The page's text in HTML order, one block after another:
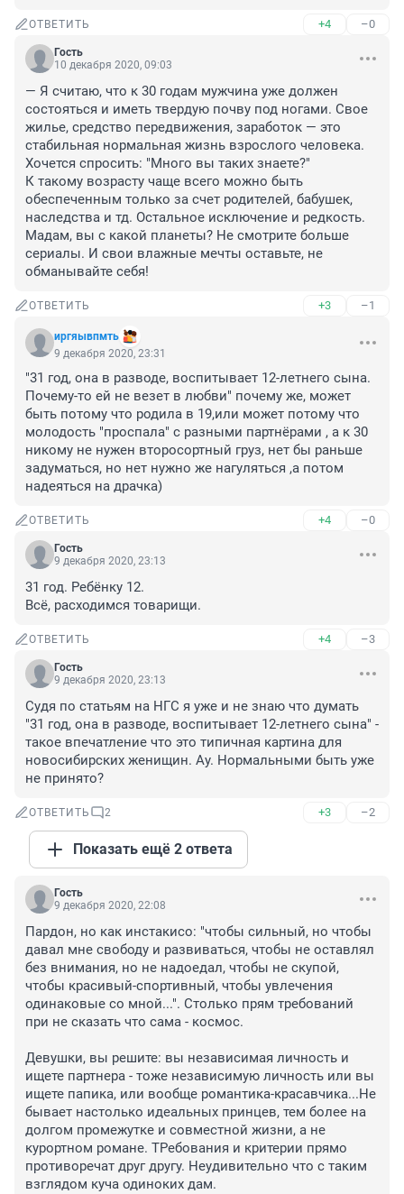
ОТВЕТИТЬ +4 –0
Гость
10 декабря 2020, 09:03
— Я считаю, что к 30 годам мужчина уже должен
состояться и иметь твердую почву под ногами. Свое
жилье, средство передвижения, заработок — это
стабильная нормальная жизнь взрослого человека.
Хочется спросить: "Много вы таких знаете?"
К такому возрасту чаще всего можно быть
обеспеченным только за счет родителей, бабушек,
наследства и тд. Остальное исключение и редкость.
Мадам, вы с какой планеты? Не смотрите больше
сериалы. И свои влажные мечты оставьте, не
обманывайте себя!
ОТВЕТИТЬ +3 –1
иргяывпмть
9 декабря 2020, 23:31
"31 год, она в разводе, воспитывает 12-летнего сына.
Почему-то ей не везет в любви" почему же, может
быть потому что родила в 19,или может потому что
молодость "проспала" с разными партнёрами , а к 30
никому не нужен второсортный груз, нет бы раньше
задуматься, но нет нужно же нагуляться ,а потом
надеяться на драчка)
ОТВЕТИТЬ +4 –0
Гость
9 декабря 2020, 23:13
31 год. Ребёнку 12.
Всё, расходимся товарищи.
ОТВЕТИТЬ +4 –3
Гость
9 декабря 2020, 23:13
Судя по статьям на НГС я уже и не знаю что думать
"31 год, она в разводе, воспитывает 12-летнего сына" -
такое впечатление что это типичная картина для
новосибирских женищин. Ау. Нормальными быть уже
не принято?
ОТВЕТИТЬ 2 +3 –2
Показать ещё 2 ответа
Гость
9 декабря 2020, 22:08
Пардон, но как инстакисо: "чтобы сильный, но чтобы
давал мне свободу и развиваться, чтобы не оставлял
без внимания, но не надоедал, чтобы не скупой,
чтобы красивый-спортивный, чтобы увлечения
одинаковые со мной...". Столько прям требований
при не сказать что сама - космос.
Девушки, вы решите: вы независимая личность и
ищете партнера - тоже независимую личность или вы
ищете папика, или вообще романтика-красавчика...Не
бывает настолько идеальных принцев, тем более на
долгом промежутке и совместной жизни, а не
курортном романе. ТРебования и критерии прямо
противоречат друг другу. Неудивительно что с таким
взглядом куча одиноких дам.